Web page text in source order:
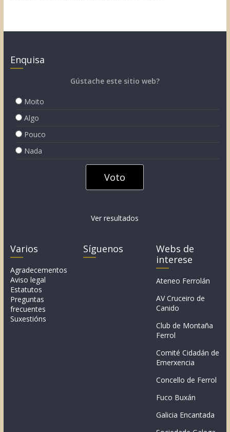
Enquisa
Gústache este sitio web?
Moito
Algo
Pouco
Nada
Ver resultados
Varios
Agradecementos
Aviso legal
Estatutos
Preguntas
frecuentes
Suxestións
Síguenos
Webs de
interese
Ateneo Ferrolán
AV Cruceiro de
Canido
Club de Montaña
Ferrol
Comité Cidadán de
Emerxencia
Concello de Ferrol
Fuco Buxán
Galicia Encantada